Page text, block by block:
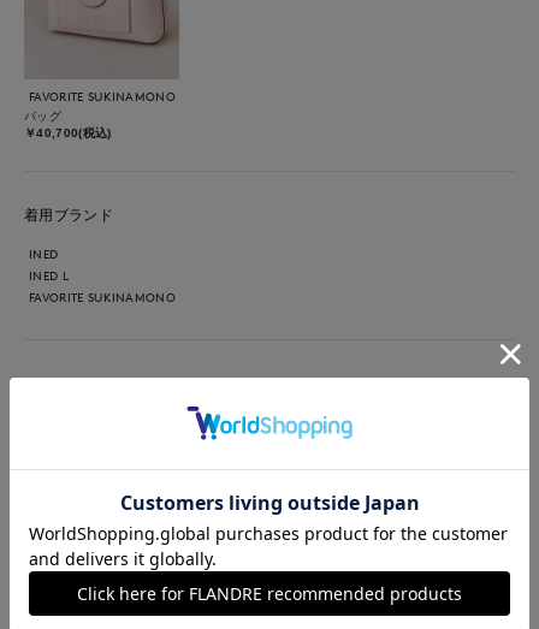
FAVORITE SUKINAMONO
バッグ
￥40,700(税込)
着用ブランド
INED
INED L
FAVORITE SUKINAMONO
ッグ：ピンク 『三尋木さんコラボワンピース 足元・サイズ比
較コーデ』 ［ワンピース］軽くシワになりにくい優秀素材のワ
ンピースです。身幅は余裕があり無理なく着られました。ヒール
を合わせるとお食事などきちんとした印象、フラットなサンダル
だとデイリーな印象になります。写真前半は９号、後半の6枚は
７号を着用しているので、丈感など参考にしてみてください。身
幅は同じですが着丈が10cm違います。 ［バッグ］FAVORITEの